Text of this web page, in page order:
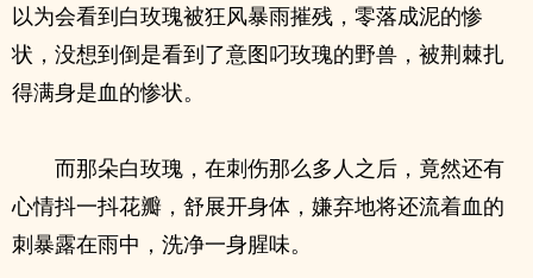
以为会看到白玫瑰被狂风暴雨摧残，零落成泥的惨
状，没想到倒是看到了意图叼玫瑰的野兽，被荆棘扎
得满身是血的惨状。
而那朵白玫瑰，在刺伤那么多人之后，竟然还有
心情抖一抖花瓣，舒展开身体，嫌弃地将还流着血的
刺暴露在雨中，洗净一身腥味。